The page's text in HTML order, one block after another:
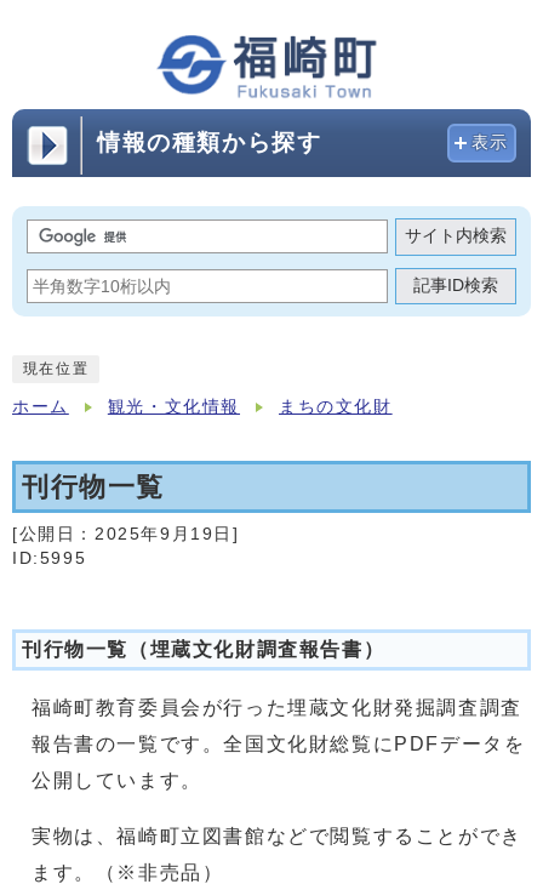
情報の種類から探す 表示
サイト内検索
記事ID検索
現在位置
ホーム 観光・文化情報 まちの文化財
刊行物一覧
[公開日： 2025年9月19日 ]
ID:5995
刊行物一覧（埋蔵文化財調査報告書）
福崎町教育委員会が行った埋蔵文化財発掘調査調査
報告書の一覧です。全国文化財総覧にPDFデータを
公開しています。
実物は、福崎町立図書館などで閲覧することができ
ます。（※非売品）